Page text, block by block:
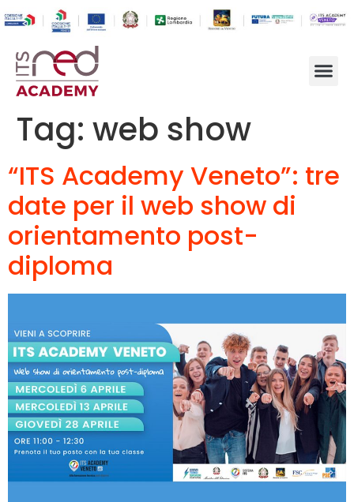
Tag: web show
“ITS Academy Veneto”: tre
date per il web show di
orientamento post-
diploma